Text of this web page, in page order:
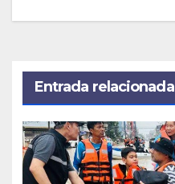
Entrada relacionada